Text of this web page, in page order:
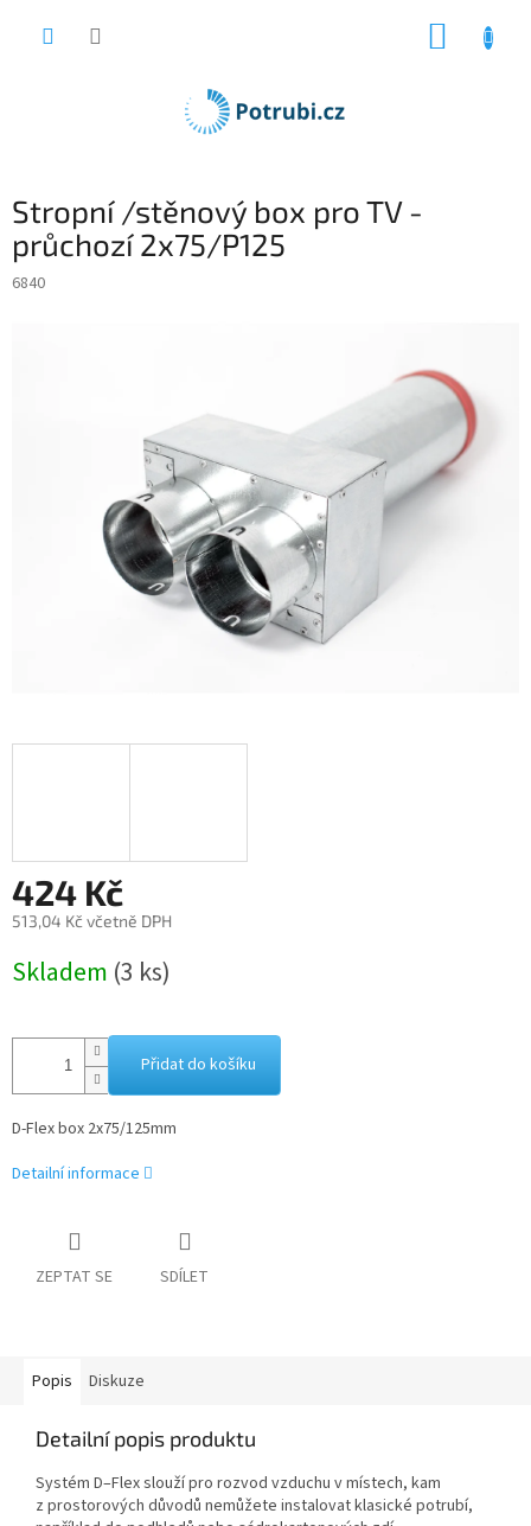
Stropní /stěnový box pro TV -
průchozí 2x75/P125
6840
424 Kč
513,04 Kč včetně DPH
cena:
Skladem (3 ks)
Přidat do košíku
D-Flex box 2x75/125mm
Detailní informace
ZEPTAT SE SDÍLET
Popis Diskuze
Detailní popis produktu
Systém D–Flex slouží pro rozvod vzduchu v místech, kam
z prostorových důvodů nemůžete instalovat klasické potrubí,